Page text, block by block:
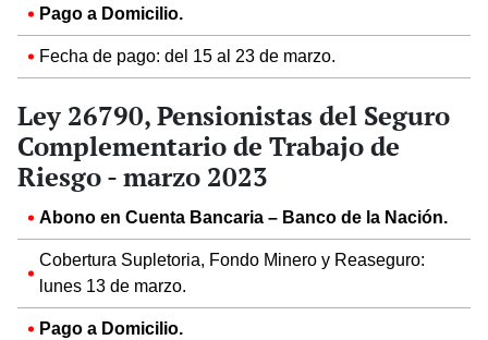
Pago a Domicilio.
Fecha de pago: del 15 al 23 de marzo.
Ley 26790, Pensionistas del Seguro
Complementario de Trabajo de
Riesgo - marzo 2023
Abono en Cuenta Bancaria – Banco de la Nación.
Cobertura Supletoria, Fondo Minero y Reaseguro:
lunes 13 de marzo.
Pago a Domicilio.